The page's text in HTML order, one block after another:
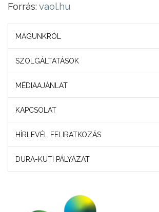
Forrás: vaol.hu
MAGUNKRÓL
SZOLGÁLTATÁSOK
MÉDIAAJÁNLAT
KAPCSOLAT
HÍRLEVÉL FELIRATKOZÁS
DURA-KUTI PÁLYÁZAT